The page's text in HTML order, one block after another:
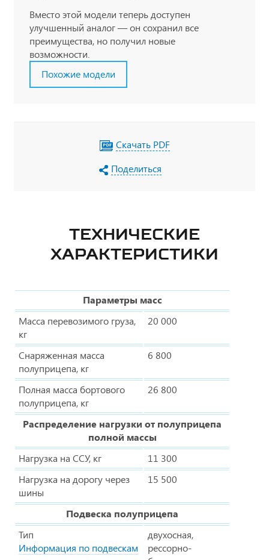
Вместо этой модели теперь доступен
улучшенный аналог — он сохранил все
преимущества, но получил новые
возможности.
Похожие модели
Скачать PDF
Поделиться
ТЕХНИЧЕСКИЕ
ХАРАКТЕРИСТИКИ
Параметры масс
Масса перевозимого груза,
кг
20 000
Снаряженная масса
полуприцепа, кг
6 800
Полная масса бортового
полуприцепа, кг
26 800
Распределение нагрузки от полуприцепа
полной массы
Нагрузка на ССУ, кг
11 300
Нагрузка на дорогу через
шины
15 500
Подвеска полуприцепа
Тип
Информация по подвескам
двухосная,
рессорно-